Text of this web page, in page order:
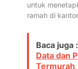
untuk
ramah di
Baca juga :
Data dan
Termurah